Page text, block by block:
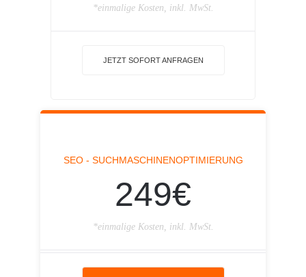
*einmalige Kosten, inkl. MwSt.
JETZT SOFORT ANFRAGEN
SEO - SUCHMASCHINENOPTIMIERUNG
249€
*einmalige Kosten, inkl. MwSt.